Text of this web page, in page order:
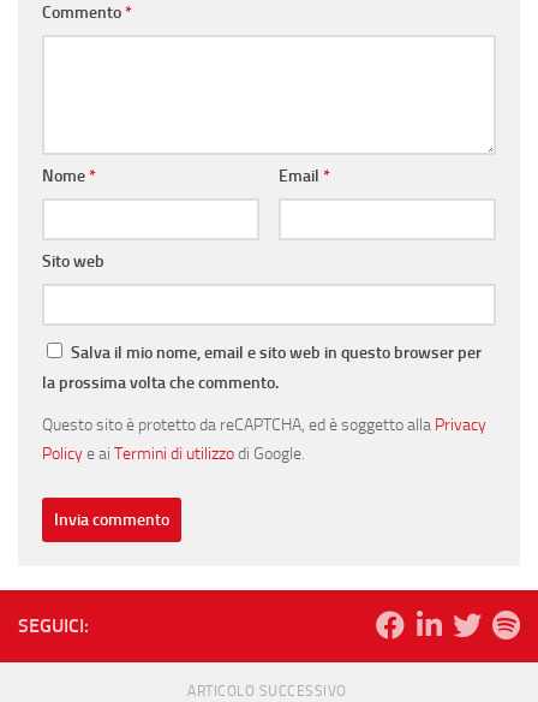
Commento*
Nome* Email *
Sito web
Salva il mio nome, email e sito web in questo browser per
la prossima volta che commento.
Questo sito è protetto da reCAPTCHA, ed è soggetto alla Privacy
Policye ai Termini di utilizzodi Google.
SEGUICI:
ARTICOLO SUCCESSIVO